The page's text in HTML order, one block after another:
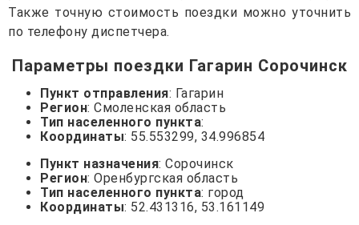
Также точную стоимость поездки можно уточнить
по телефону диспетчера.
Параметры поездки Гагарин Сорочинск
Пункт отправления: Гагарин
Регион: Смоленская область
Тип населенного пункта:
Координаты: 55.553299, 34.996854
Пункт назначения: Сорочинск
Регион: Оренбургская область
Тип населенного пункта: город
Координаты: 52.431316, 53.161149